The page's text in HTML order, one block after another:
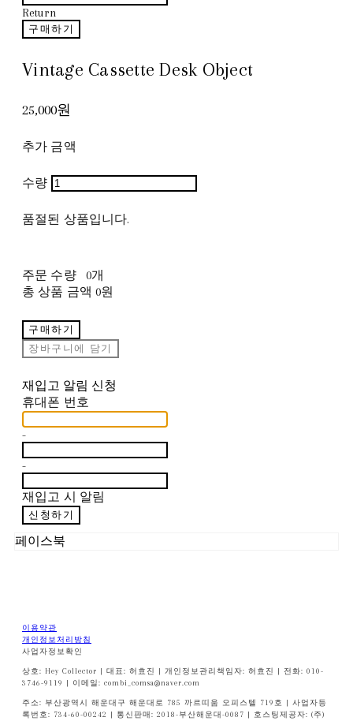
Return
구매하기
Vintage Cassette Desk Object
25,000원
추가 금액
수량
품절된 상품입니다.
주문 수량
0개
총 상품 금액 0원
구매하기
장바구니에 담기
재입고 알림 신청
휴대폰 번호
-
-
재입고 시 알림
신청하기
페이스북
이용약관
개인정보처리방침
사업자정보확인
상호: Hey Collector | 대표: 허효진 | 개인정보관리책임자: 허효진 | 전화: 010-
3746-9119 | 이메일: combi_comsa@naver.com
주소: 부산광역시 해운대구 해운대로 785 까르띠움 오피스텔 719호 | 사업자등
록번호: 734-60-00242 | 통신판매: 2018-부산해운대-0087 | 호스팅제공자: (주)